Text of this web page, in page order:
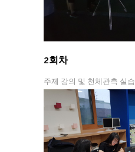
2회차
주제 강의 및 천체관측 실습